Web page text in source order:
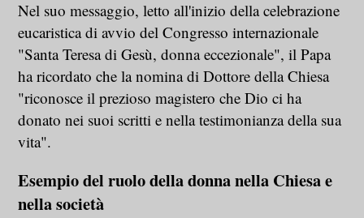
Nel suo messaggio, letto all'inizio della celebrazione
eucaristica di avvio del Congresso internazionale
"Santa Teresa di Gesù, donna eccezionale", il Papa
ha ricordato che la nomina di Dottore della Chiesa
"riconosce il prezioso magistero che Dio ci ha
donato nei suoi scritti e nella testimonianza della sua
vita".
Esempio del ruolo della donna nella Chiesa e
nella società